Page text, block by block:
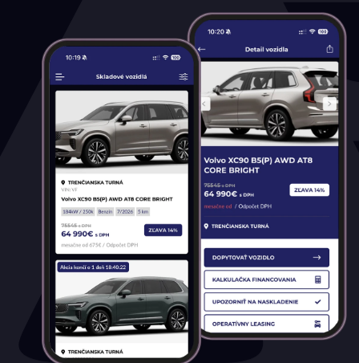
184 000 km
Rok výroby
2026
Na ceste
Skladom
Vo výrobe